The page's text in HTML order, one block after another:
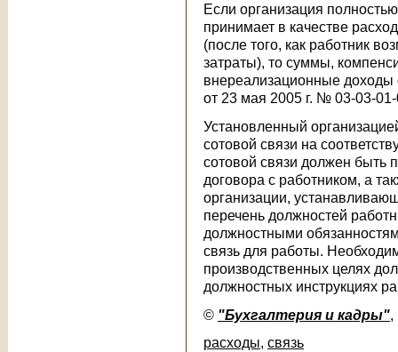
Если организация
принимает в качестве
(после того, как работник
затраты), то суммы,
внереализационные
от 23 мая 2005 г. № 03-03-
Установленный
сотовой связи на
сотовой связи должен быть
договора с работником, а
организации,
перечень должностей
должностными
связь для работы.
производственных целях
должностных инструкциях
© "Бухгалтерия и кадры",
расходы, связь